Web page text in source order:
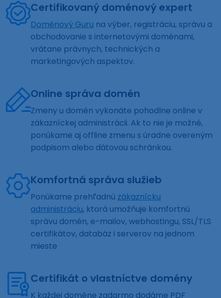
Certifikovaný doménový expert
Doménový Guru na výber, registráciu, správu a
obchodovanie s internetovými doménami,
vrátane právnych, technických a
marketingových aspektov.
Online správa domén
Zmeny u domén vykonáte pohodlne online v
zákazníckej administrácii. Ak to nie je možné,
ponúkame aj offline zmenu s úradne overeným
podpisom alebo dátovou schránkou.
Komfortná správa služieb
Ponúkame prehľadnú zákaznícku
administráciu, ktorá umožňuje komfortnú
správu domén, e-mailov, webhostingu, SSL/TLS
certifikátov, databáz i serverov na jednom
mieste
Certifikát o vlastníctve domény
K každej doméne zadarmo dodáme PDF